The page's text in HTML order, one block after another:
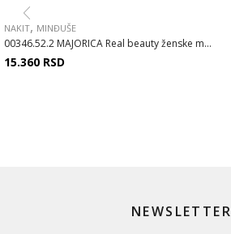
NAKIT, MINĐUŠE
00346.52.2 MAJORICA Real beauty ženske m...
15.360 RSD
NEWSLETTER